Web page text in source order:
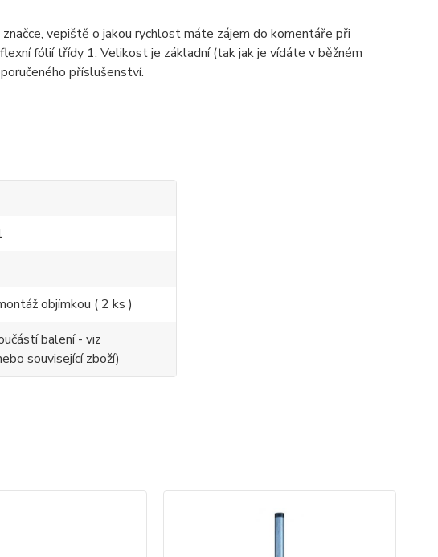
vepiště o jakou rychlost máte zájem do komentáře při
fólií třídy 1. Velikost je základní (tak jak je vídáte v běžném
příslušenství.
objímkou ( 2 ks )
balení - viz
související zboží)